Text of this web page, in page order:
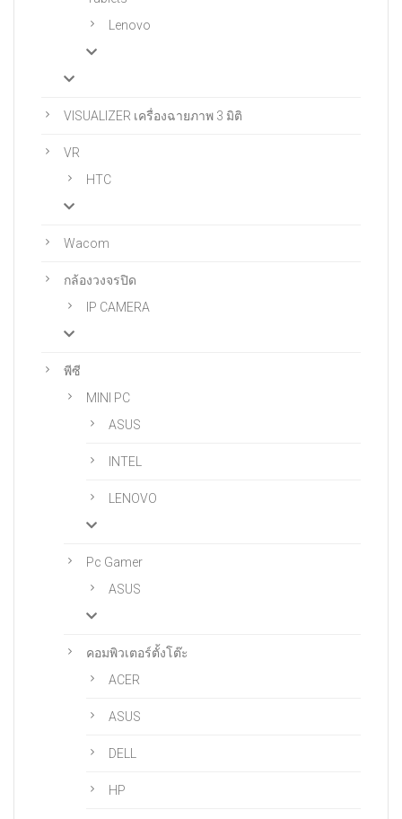
Lenovo
VISUALIZER เครื่องฉายภาพ 3 มิติ
VR
HTC
Wacom
กล้องวงจรปิด
IP CAMERA
พีซี
MINI PC
ASUS
INTEL
LENOVO
Pc Gamer
ASUS
คอมพิวเตอร์ตั้งโต๊ะ
ACER
ASUS
DELL
HP